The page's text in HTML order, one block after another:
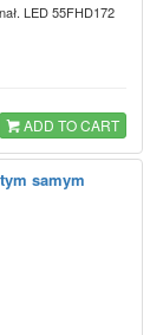
LED 55FHD172
ADD TO CART
samym